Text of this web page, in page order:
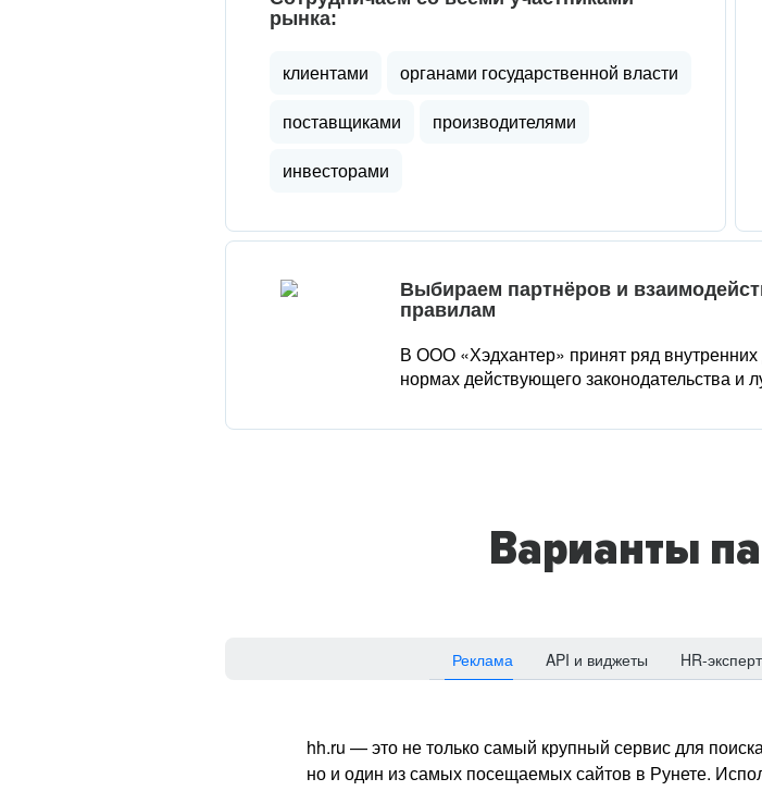
рынка:
клиентами
органами государственной власти
поставщиками
производителями
инвесторами
Выбираем партнёров и
правилам
В ООО «Хэдхантер» принят ряд
нормах действующего законодательства и
Варианты
Реклама API и виджеты HR-
hh.ru — это не только самый крупный сервис для
но и один из самых посещаемых сайтов в Рунете.